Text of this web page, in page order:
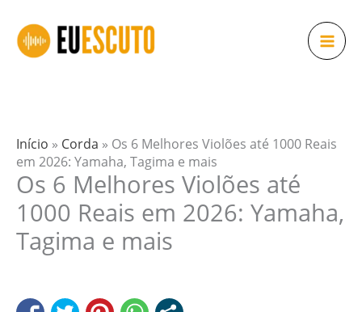
para
Início » Corda » Os 6 Melhores Violões até 1000 Reais
em 2026: Yamaha, Tagima e mais
Os 6 Melhores Violões até
1000 Reais em 2026: Yamaha,
Tagima e mais